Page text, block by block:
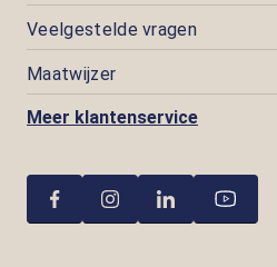
Veelgestelde vragen
Maatwijzer
Meer klantenservice